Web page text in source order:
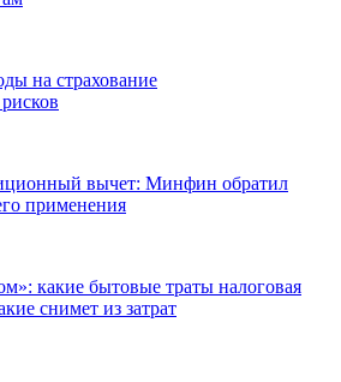
на страхование
вычет: Минфин обратил
применения
какие бытовые траты налоговая
снимет из затрат